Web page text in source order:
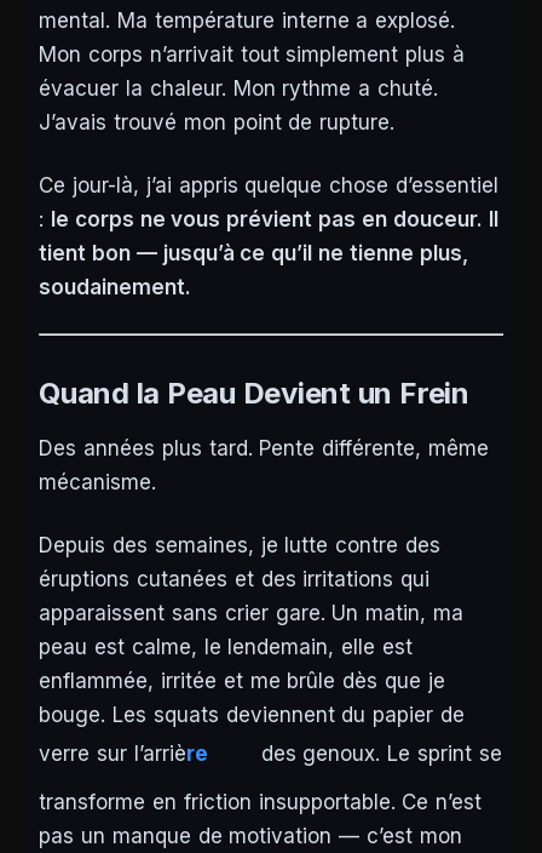
mental. Ma température interne a explosé.
Mon corps n’arrivait tout simplement plus à
évacuer la chaleur. Mon rythme a chuté.
J’avais trouvé mon point de rupture.
Ce jour-là, j’ai appris quelque chose d’essentiel
: le corps ne vous prévient pas en douceur. Il
tient bon — jusqu’à ce qu’il ne tienne plus,
soudainement.
Quand la Peau Devient un Frein
Des années plus tard. Pente différente, même
mécanisme.
Depuis des semaines, je lutte contre des
éruptions cutanées et des irritations qui
apparaissent sans crier gare. Un matin, ma
peau est calme, le lendemain, elle est
enflammée, irritée et me brûle dès que je
bouge. Les squats deviennent du papier de
verre sur l’arrière
des genoux. Le sprint se
transforme en friction insupportable. Ce n’est
pas un manque de motivation — c’est mon